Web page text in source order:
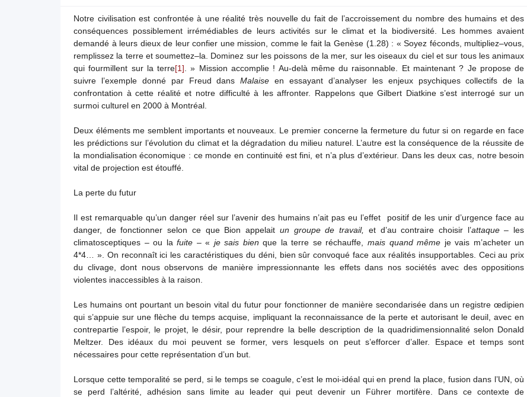
Notre civilisation est confrontée à une réalité très nouvelle du fait de l’accroissement du nombre des humains et des
conséquences possiblement irrémédiables de leurs activités sur le climat et la biodiversité. Les hommes avaient
demandé à leurs dieux de leur confier une mission, comme le fait la Genèse (1.28) : « Soyez féconds, multipliez–vous,
remplissez la terre et soumettez–la. Dominez sur les poissons de la mer, sur les oiseaux du ciel et sur tous les animaux
qui fourmillent sur la terre[1] . » Mission accomplie ! Au-delà même du raisonnable. Et maintenant ? Je propose de
suivre l’exemple donné par Freud dansMalaise en essayant d’analyser les enjeux psychiques collectifs de la
confrontation à cette réalité et notre difficulté à les affronter. Rappelons que Gilbert Diatkine s’est interrogé sur un
surmoi culturel en 2000 à Montréal.
Deux éléments me semblent importants et nouveaux. Le premier concerne la fermeture du futur si on regarde en face
les prédictions sur l’évolution du climat et la dégradation du milieu naturel. L’autre est la conséquence de la réussite de
la mondialisation économique : ce monde en continuité est fini, et n’a plus d’extérieur. Dans les deux cas, notre besoin
vital de projection est étouffé.
La perte du futur
Il est remarquable qu’un danger réel sur l’avenir des humains n’ait pas eu l’effet positif de les unir d’urgence face au
danger, de fonctionner selon ce que Bion appelait un groupe de travail, et d’au contraire choisir l’attaque– les
climatosceptiques – ou lafuite – « je sais bien que la terre se réchauffe,mais quand même je vais m’acheter un
4*4… ». On reconnaît ici les caractéristiques du déni, bien sûr convoqué face aux réalités insupportables. Ceci au prix
du clivage, dont nous observons de manière impressionnante les effets dans nos sociétés avec des oppositions
violentes inaccessibles à la raison.
Les humains ont pourtant un besoin vital du futur pour fonctionner de manière secondarisée dans un registre œdipien
qui s’appuie sur une flèche du temps acquise, impliquant la reconnaissance de la perte et autorisant le deuil, avec en
contrepartie l’espoir, le projet, le désir, pour reprendre la belle description de la quadridimensionnalité selon Donald
Meltzer. Des idéaux du moi peuvent se former, vers lesquels on peut s’efforcer d’aller. Espace et temps sont
nécessaires pour cette représentation d’un but.
Lorsque cette temporalité se perd, si le temps se coagule, c’est le moi-idéal qui en prend la place, fusion dans l’UN, où
se perd l’altérité, adhésion sans limite au leader qui peut devenir un Führer mortifère. Dans ce contexte de